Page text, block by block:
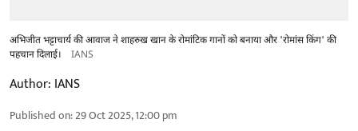
अभिजीत भट्टाचार्य की आवाज ने शाहरुख खान के रोमांटिक गानों को बनाया और 'रोमांस किंग' की
पहचान दिलाई।
IANS
Author: IANS
Published on:29 Oct 2025, 12:00 pm